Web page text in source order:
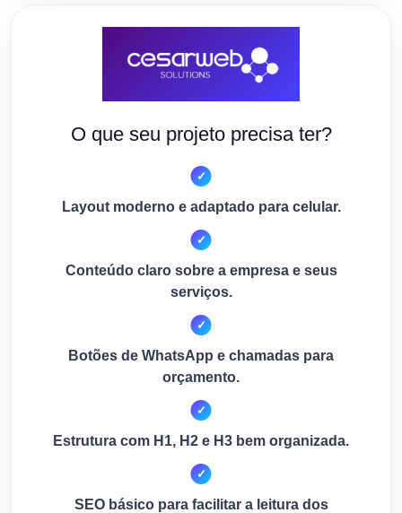
O que seu projeto precisa ter?
Layout moderno e adaptado para celular.
Conteúdo claro sobre a empresa e seus
serviços.
Botões de WhatsApp e chamadas para
orçamento.
Estrutura com H1, H2 e H3 bem organizada.
SEO básico para facilitar a leitura dos